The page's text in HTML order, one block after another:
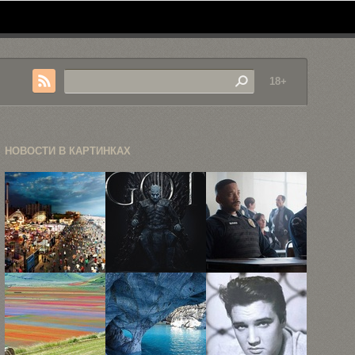
18+
НОВОСТИ В КАРТИНКАХ
День и ночь
в Нью-Йорке
...
HBO
поделился
20
постерами,
предваряющими
Эксклюзивный
взгляд на
Уилла Смита
...